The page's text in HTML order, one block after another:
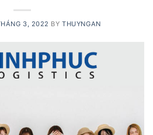
3, 2022 BYTHUYNGAN